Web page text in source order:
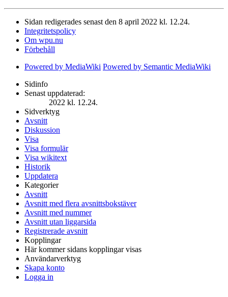
Sidan redigerades senast den 8 april 2022 kl. 12.24.
Integritetspolicy
Om wpu.nu
Förbehåll
Powered by MediaWiki Powered by Semantic MediaWiki
Sidinfo
Senast uppdaterad:
2022 kl. 12.24.
Sidverktyg
Avsnitt
Diskussion
Visa
Visa formulär
Visa wikitext
Historik
Uppdatera
Kategorier
Avsnitt
Avsnitt med flera avsnittsbokstäver
Avsnitt med nummer
Avsnitt utan liggarsida
Registrerade avsnitt
Kopplingar
Här kommer sidans kopplingar visas
Användarverktyg
Skapa konto
Logga in